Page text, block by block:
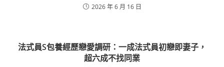
2026 年 6 月 16 日
​法式員S包養經歷戀愛調研：一成法式員初戀即妻子，
超六成不找同業